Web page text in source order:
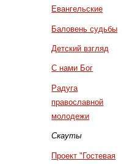
Евангельские
Баловень судьбы
Детский взгляд
С нами Бог
Радуга
православной
молодежи
Скауты
Проект "Гостевая